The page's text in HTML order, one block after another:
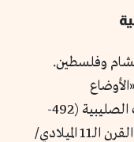
وفلسطين.
الاجتماعية في فلسطين زمن الحروب الصليبية (492-
690هـ/ 1099-1291)»، أنه في أواخر القرن الـ11 الميلادي/